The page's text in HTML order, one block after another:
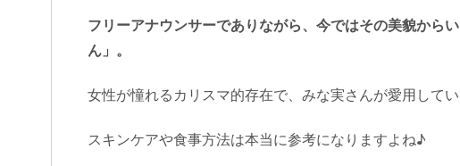
フリーアナウンサーでありながら、今ではその美貌から
ん」。
女性が憧れるカリスマ的存在で、みな実さんが愛用して
スキンケアや食事方法は本当に参考になりますよね♪